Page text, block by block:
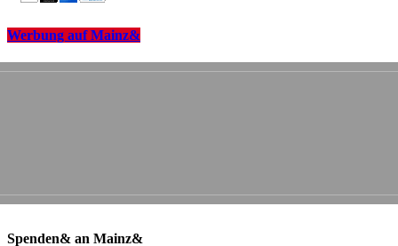
Werbung auf Mainz&
Spenden& an Mainz&